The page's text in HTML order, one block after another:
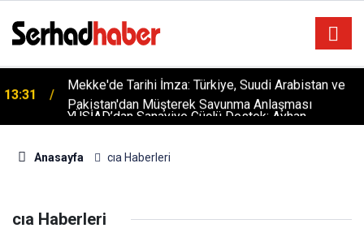
13:31
Pakistan'dan Müşterek Savunma Anlaşması
18:28
YÜSİAD’dan Sanayiye Güçlü Destek: Ayhan
Bayram’dan Davut Tatar’a Ziyaret
Anasayfa cıa Haberleri
cıa Haberleri